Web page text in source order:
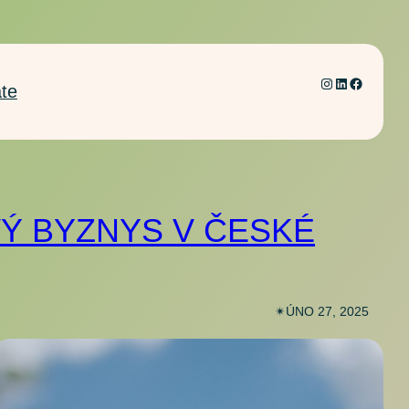
Instagram
LinkedIn
BYZNYS V ČESKÉ
✴︎ÚNO 27, 2025